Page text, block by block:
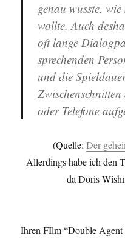
genau wusste,
wollte. Auch
oft lange
sprechenden
und die
oder Telefone
(Quelle: Der
Allerdings habe ich den
da Doris
Ihren FIlm “Double Agent